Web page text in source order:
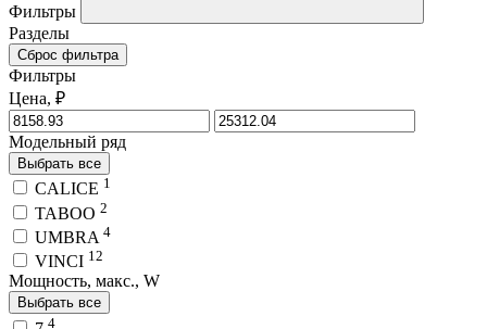
Фильтры
Разделы
Сброс фильтра
Фильтры
Цена, ₽
Модельный ряд
Выбрать все
CALICE 1
TABOO 2
UMBRA 4
VINCI 12
Мощность, макс., W
Выбрать все
4